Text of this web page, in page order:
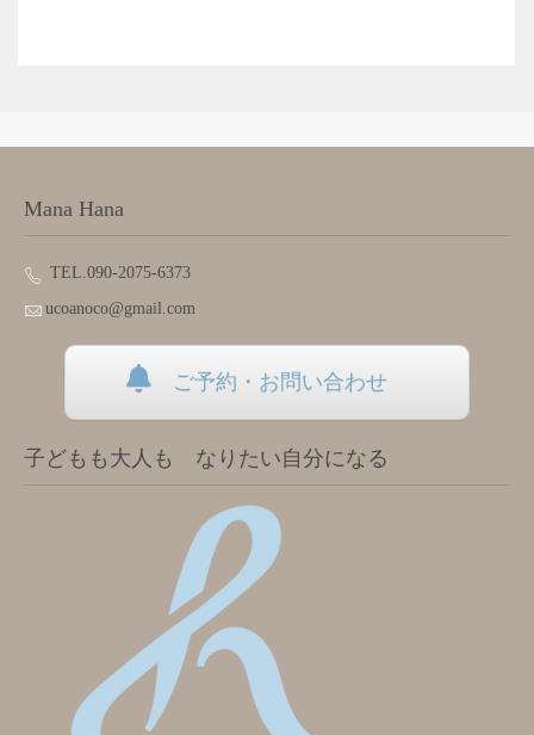
Mana Hana
TEL.090-2075-6373
ucoanoco@gmail.com
ご予約・お問い合わせ
子どもも大人も なりたい自分になる